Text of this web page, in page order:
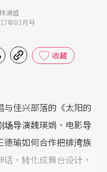
清盛
年03月号
收藏
与佳兴部落的《太阳的
场导演魏瑛娟、电影导
德瑜如何合作把排湾族
，转化成舞台设计，